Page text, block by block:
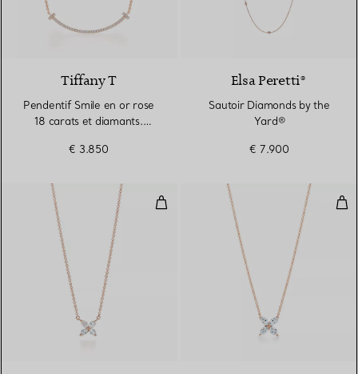
3 Matériaux
Tiffany T
Pendentif Smile en or rose
18 carats et diamants.
€ 3.850
Elsa Peretti®
Sautoir Diamonds by the
Yard®
€ 7.900
Pendentif
2 Matériaux